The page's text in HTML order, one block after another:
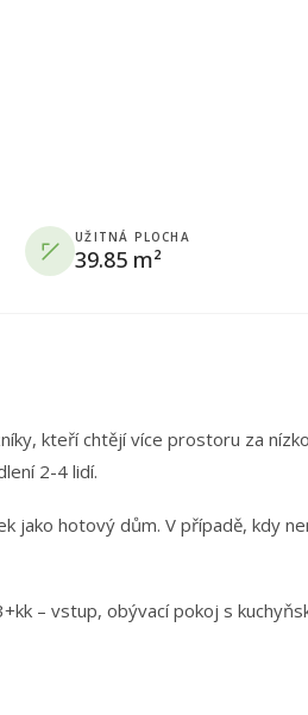
UŽITNÁ PLOCHA
39.85 m²
kteří chtějí více prostoru za
2-4 lidí.
jako hotový dům. V případě, kdy
– vstup, obývací pokoj s